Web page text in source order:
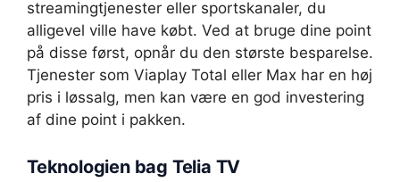
streamingtjenester eller sportskanaler, du
alligevel ville have købt. Ved at bruge dine point
på disse først, opnår du den største besparelse.
Tjenester som Viaplay Total eller Max har en høj
pris i løssalg, men kan være en god investering
af dine point i pakken.
Teknologien bag Telia TV